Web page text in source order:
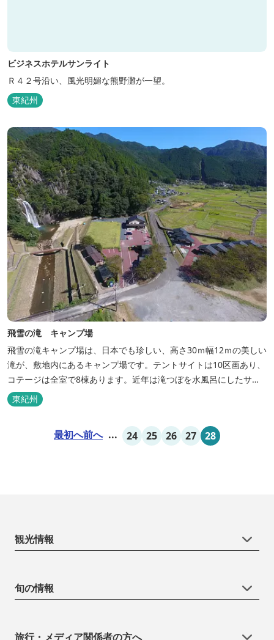
ビジネスホテルサンライト
Ｒ４２号沿い、風光明媚な熊野灘が一望。
東紀州
飛雪の滝 キャンプ場
飛雪の滝キャンプ場は、日本でも珍しい、高さ30ｍ幅12ｍの美しい
滝が、敷地内にあるキャンプ場です。テントサイトは10区画あり、
コテージは全室で8棟あります。近年は滝つぼを水風呂にしたサウ
ナが人気です。
東紀州
最初へ前へ ... 24 25 26 27 28
観光情報
旬の情報
旅行・メディア関係者の方へ